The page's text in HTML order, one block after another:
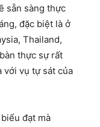
sẵn sàng thực
đặc biệt là ở
Thailand,
thực sự rất
với vụ tự sát của
đạt mà